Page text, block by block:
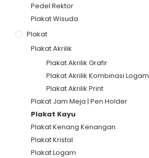
Pedel Rektor
Plakat Wisuda
Plakat
Plakat Akrilik
Plakat Akrilik Grafir
Plakat Akrilik Kombinasi Logam
Plakat Akrilik Print
Plakat Jam Meja | Pen Holder
Plakat Kayu
Plakat Kenang Kenangan
Plakat Kristal
Plakat Logam